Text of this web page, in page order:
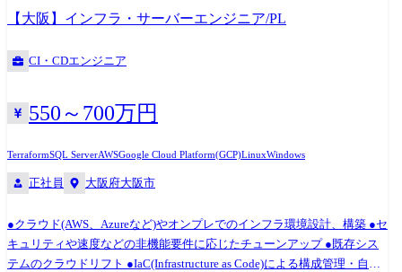
領域・取扱プラットフォーム・プロダクト例 Azure OpenAI/Google
Gemini/IBM watsonx/SalesForce
Einstein/PyTorch//TensorFlow/Chainer/Azure Cognitive Toolkit/Google OR-
Tools Salesforce Salse Cloud/Service Cloud/Experience Cloud/Industry
Automation/Intelligent Automation/Power Automate/Ui
Path/Asteria/informatica/Outsystems
ジェクト推進することができ、将来のキャリアパスを考える上で最適な
【大阪】インフラ・サーバーエンジニア/PL
CI・CDエンジニア
550～700万円
TerraformSQL ServerAWSGoogle Cloud Platform(GCP)LinuxWindows
正社員 大阪府大阪市
●クラウド(AWS、Azureなど)やオンプレでのインフラ環境設計、構築 ●セ
キュリティや速度などの非機能要件に応じたチューンアップ ●既存シス
テムのクラウドリフト ●IaC(Infrastructure as Code)による構成管理・自動